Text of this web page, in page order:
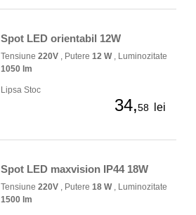
Spot LED orientabil 12W
Tensiune 220V , Putere 12 W, Luminozitate
1050 lm
Lipsa Stoc
34,58 lei
Spot LED maxvision IP44 18W
Tensiune 220V , Putere 18 W, Luminozitate
1500 lm